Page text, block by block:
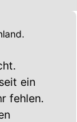
ein
fehlen.